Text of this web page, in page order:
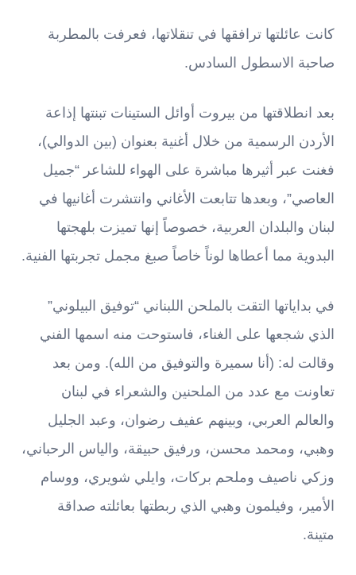
كانت عائلتها ترافقها في تنقلاتها، فعرفت بالمطربة
صاحبة الاسطول السادس.
بعد انطلاقتها من بيروت أوائل الستينات تبنتها إذاعة
الأردن الرسمية من خلال أغنية بعنوان (بين الدوالي)،
فغنت عبر أثيرها مباشرة على الهواء للشاعر “جميل
العاصي”، وبعدها تتابعت الأغاني وانتشرت أغانيها في
لبنان والبلدان العربية، خصوصاً إنها تميزت بلهجتها
البدوية مما أعطاها لوناً خاصاً صبغ مجمل تجربتها الفنية.
في بداياتها التقت بالملحن اللبناني “توفيق البيلوني”
الذي شجعها على الغناء، فاستوحت منه اسمها الفني
وقالت له: (أنا سميرة والتوفيق من الله). ومن بعد
تعاونت مع عدد من الملحنين والشعراء في لبنان
والعالم العربي، وبينهم عفيف رضوان، وعبد الجليل
وهبي، ومحمد محسن، ورفيق حبيقة، والياس الرحباني،
وزكي ناصيف وملحم بركات، وايلي شويري، ووسام
الأمير، وفيلمون وهبي الذي ربطتها بعائلته صداقة
متينة.